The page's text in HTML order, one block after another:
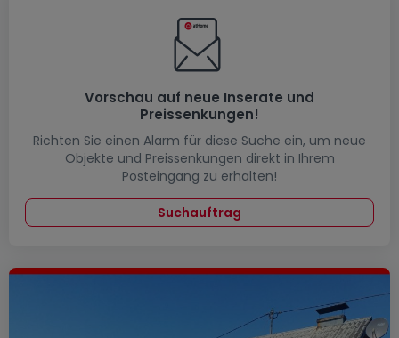
Vorschau auf neue Inserate und
Preissenkungen!
Richten Sie einen Alarm für diese Suche ein, um neue
Objekte und Preissenkungen direkt in Ihrem
Posteingang zu erhalten!
Suchauftrag